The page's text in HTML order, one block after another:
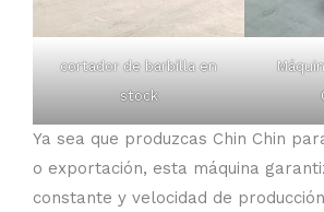
cortador de barbilla en
stock
Ya sea que produzcas Chin Chin
o exportación, esta máquina
constante y velocidad de